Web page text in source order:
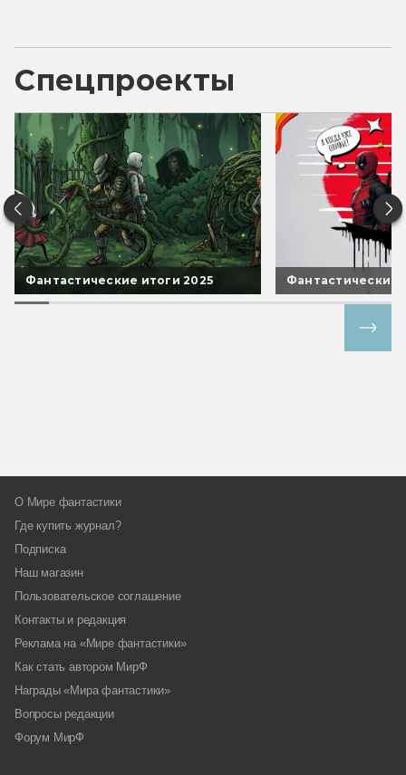
Спецпроекты
Фантастические итоги 2025 Фантастические
О Мире фантастики
Где купить журнал?
Подписка
Наш магазин
Пользовательское соглашение
Контакты и редакция
Реклама на «Мире фантастики»
Как стать автором МирФ
Награды «Мира фантастики»
Вопросы редакции
Форум МирФ